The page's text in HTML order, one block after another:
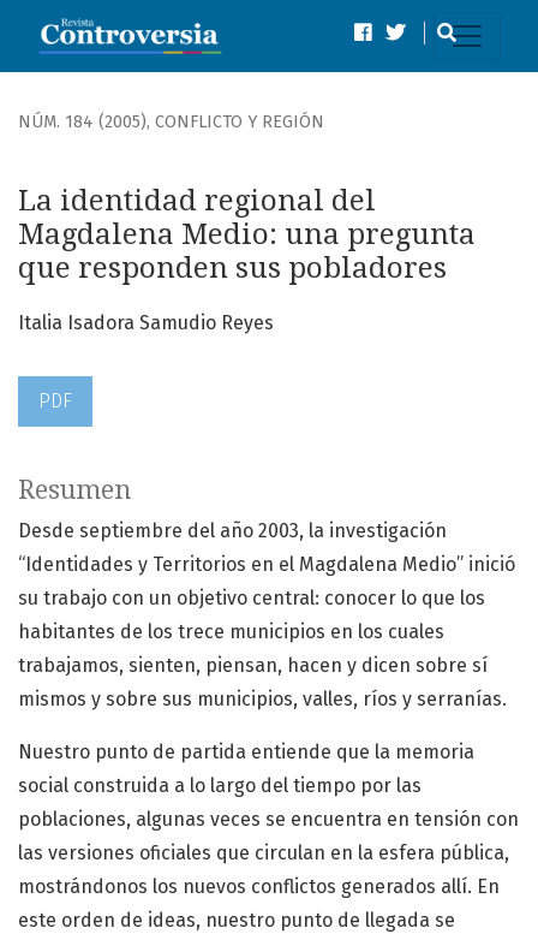
La identidad regional del Magdalena Medio: una
NÚM. 184 (2005), CONFLICTO Y REGIÓN
La identidad regional del
Magdalena Medio: una pregunta
que responden sus pobladores
Italia Isadora Samudio Reyes
PDF
Resumen
Desde septiembre del año 2003, la investigación
“Identidades y Territorios en el Magdalena Medio” inició
su trabajo con un objetivo central: conocer lo que los
habitantes de los trece municipios en los cuales
trabajamos, sienten, piensan, hacen y dicen sobre sí
mismos y sobre sus municipios, valles, ríos y serranías.
Nuestro punto de partida entiende que la memoria
social construida a lo largo del tiempo por las
poblaciones, algunas veces se encuentra en tensión con
las versiones oficiales que circulan en la esfera pública,
mostrándonos los nuevos conflictos generados allí. En
este orden de ideas, nuestro punto de llegada se